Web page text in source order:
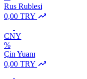
Rus Rublesi
0,00 TRY
CNY
%
Çin Yuanı
0,00 TRY